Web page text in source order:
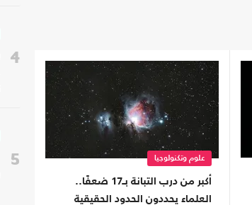
علوم وتكنولوجيا
أكبر من درب التبانة بـ17 ضعفًا..
العلماء يحددون الحدود الحقيقية
4
5